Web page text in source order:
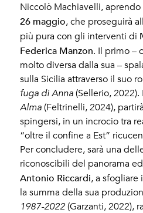
Niccolò Machiavelli,
26 maggio, che proseguirà
più pura con gli interventi di
Federica Manzon. Il primo –
molto diversa dalla sua –
sulla Sicilia attraverso il suo
fuga di Anna (Sellerio, 2022).
Alma (Feltrinelli, 2024),
spingersi, in un incrocio tra
“oltre il confine a Est”
Per concludere, sarà una
riconoscibili del panorama
Antonio Riccardi, a sfogliare
la summa della sua
1987-2022 (Garzanti, 2022),